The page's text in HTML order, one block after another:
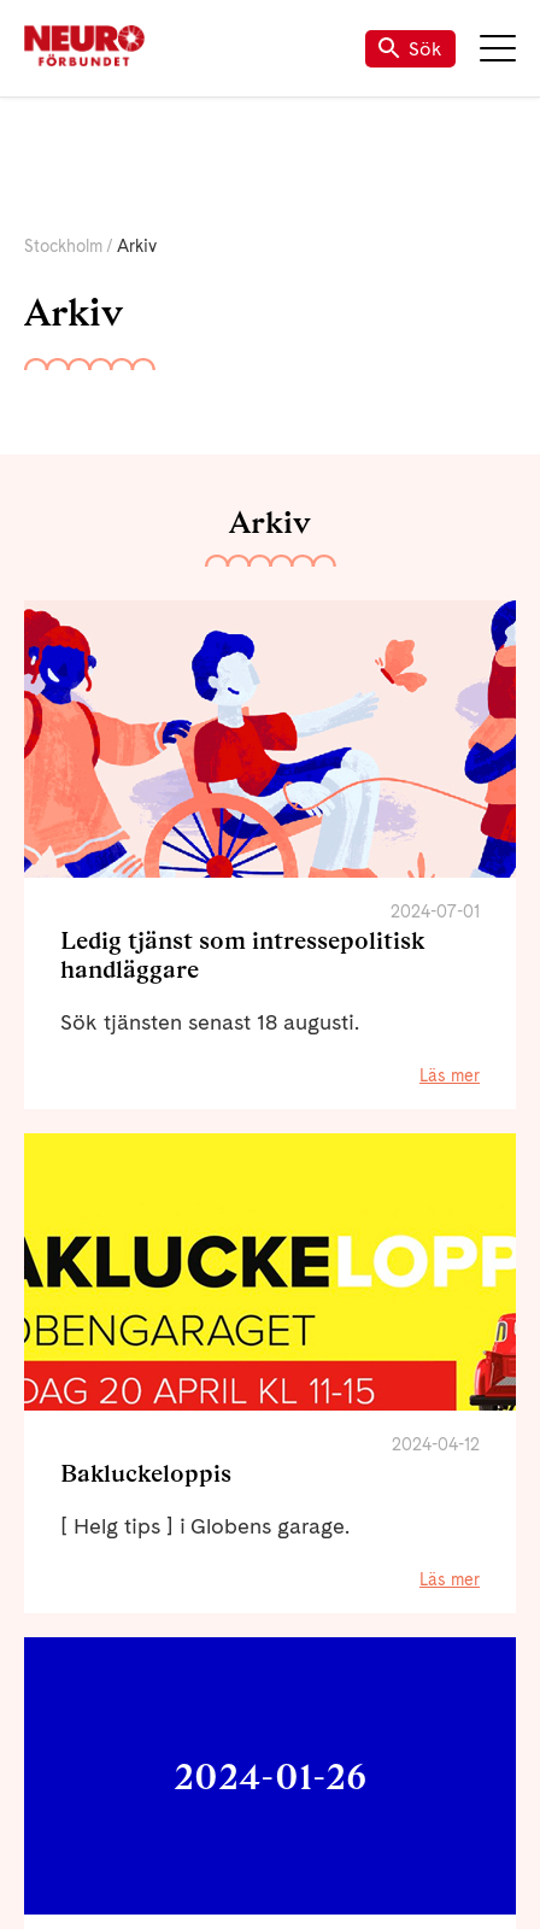
Sök
Stockholm Arkiv
Arkiv
Arkiv
2024-07-01
Ledig tjänst som intressepolitisk
handläggare
Sök tjänsten senast 18 augusti.
Läs mer
2024-04-12
Bakluckeloppis
[ Helg tips ] i Globens garage.
Läs mer
2024-01-26